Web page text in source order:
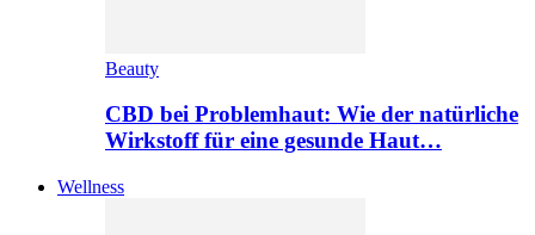
Beauty
CBD bei Problemhaut: Wie der natürliche
Wirkstoff für eine gesunde Haut…
Wellness